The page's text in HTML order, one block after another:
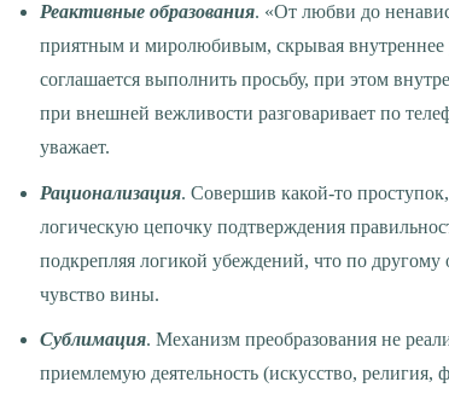
Реактивные образования. «От любви до
приятным и миролюбивым, скрывая внутреннее
соглашается выполнить просьбу, при этом
при внешней вежливости разговаривает по
уважает.
Рационализация. Совершив какой-то
логическую цепочку подтверждения
подкрепляя логикой убеждений, что по другому
чувство вины.
Сублимация. Механизм преобразования не
приемлемую деятельность (искусство, религия,